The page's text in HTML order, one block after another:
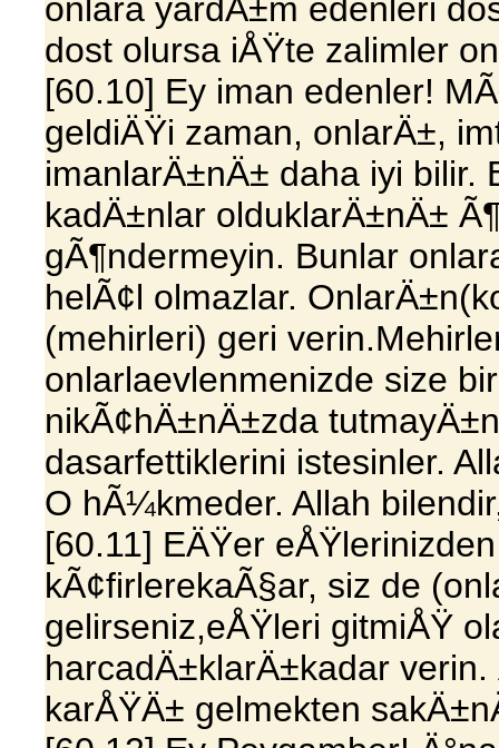
onlara yardÄ±m edenleri
dost olursa iÅŸte zalimler
[60.10] Ey iman edenler!
geldiÄŸi zaman, onlarÄ±,
imanlarÄ±nÄ± daha iyi bilir.
kadÄ±nlar olduklarÄ±nÄ±
gÃ¶ndermeyin. Bunlar
helÃ¢l olmazlar.
(mehirleri) geri
onlarlaevlenmenizde size
nikÃ¢hÄ±nÄ±zda
dasarfettiklerini istesinler.
O hÃ¼kmeder. Allah
[60.11] EÄŸer
kÃ¢firlerekaÃ§ar, siz de
gelirseniz,eÅŸleri gitmiÅŸ
harcadÄ±klarÄ±kadar
karÅŸÄ± gelmekten